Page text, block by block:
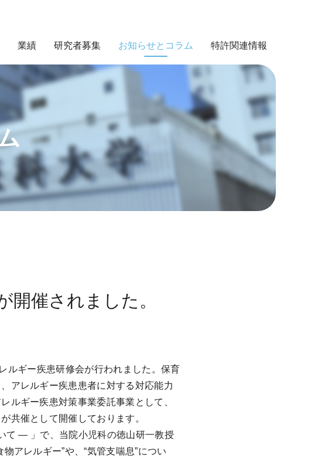
業績 研究者募集 お知らせとコラム 特許関連情報
開催されました。
ギー疾患研修会が行われました。保育
アレルギー疾患患者に対する対応能力
ルギー疾患対策事業委託事業として、
共催として開催しております。
て ― 」で、当院小児科の徳山研一教授
アレルギー”や、“気管支喘息”につい